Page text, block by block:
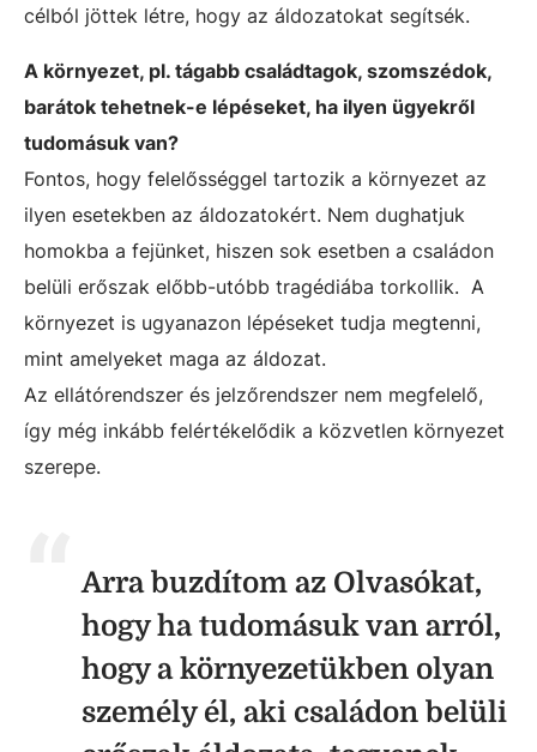
célból jöttek létre, hogy az áldozatokat segítsék.
A környezet, pl. tágabb családtagok, szomszédok,
barátok tehetnek-e lépéseket, ha ilyen ügyekről
tudomásuk van?
Fontos, hogy felelősséggel tartozik a környezet az
ilyen esetekben az áldozatokért. Nem dughatjuk
homokba a fejünket, hiszen sok esetben a családon
belüli erőszak előbb-utóbb tragédiába torkollik. A
környezet is ugyanazon lépéseket tudja megtenni,
mint amelyeket maga az áldozat.
Az ellátórendszer és jelzőrendszer nem megfelelő,
így még inkább felértékelődik a közvetlen környezet
szerepe.
Arra buzdítom az Olvasókat,
hogy ha tudomásuk van arról,
hogy a környezetükben olyan
személy él, aki családon belüli